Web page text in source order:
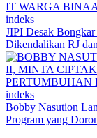
indeks
JIPI Desak
Dikendalikan RJ
indeks
Bobby Nasution
Program yang